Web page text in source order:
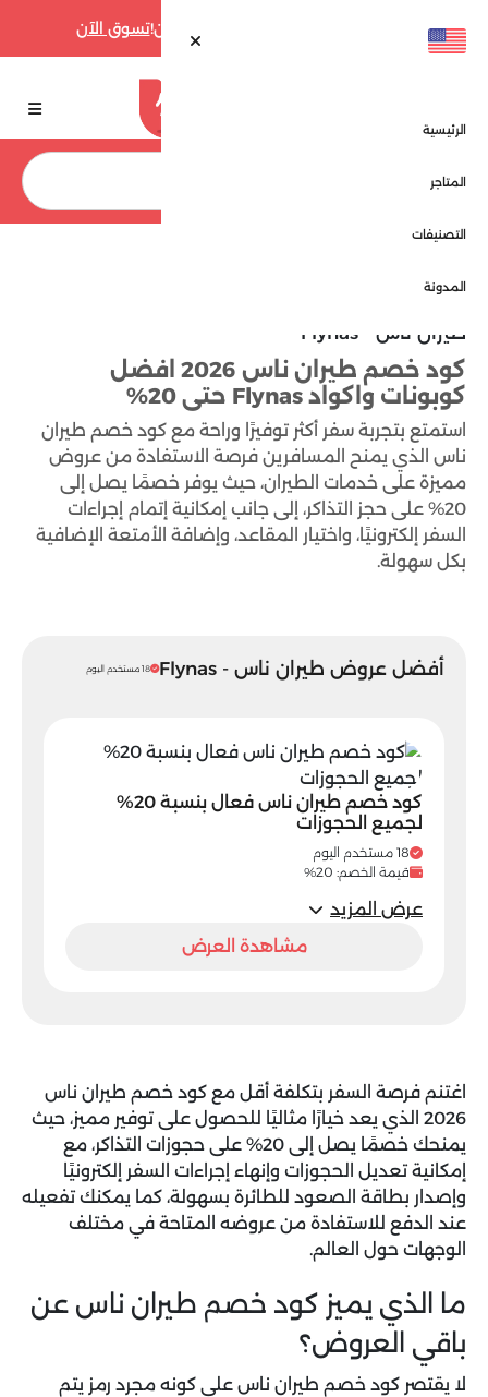
تسوق الآن
الرئيسية
المتاجر
التصنيفات
المدونة
طيران ناس - Flynas
كود خصم طيران ناس 2026 افضل
كوبونات واكواد Flynas حتى 20%
استمتع بتجربة سفر أكثر توفيرًا وراحة مع كود خصم طيران
ناس الذي يمنح المسافرين فرصة الاستفادة من عروض
مميزة على خدمات الطيران، حيث يوفر خصمًا يصل إلى
20% على حجز التذاكر، إلى جانب إمكانية إتمام إجراءات
السفر إلكترونيًا، واختيار المقاعد، وإضافة الأمتعة الإضافية
بكل سهولة.
أفضل عروض طيران ناس - Flynas 18 مستخدم اليوم
كود خصم طيران ناس فعال بنسبة 20%
لجميع الحجوزات
18 مستخدم اليوم
قيمة الخصم: 20%
عرض المزيد
مشاهدة العرض
اغتنم فرصة السفر بتكلفة أقل مع كود خصم طيران ناس
2026 الذي يعد خيارًا مثاليًا للحصول على توفير مميز، حيث
يمنحك خصمًا يصل إلى 20% على حجوزات التذاكر، مع
إمكانية تعديل الحجوزات وإنهاء إجراءات السفر إلكترونيًا
وإصدار بطاقة الصعود للطائرة بسهولة، كما يمكنك تفعيله
عند الدفع للاستفادة من عروضه المتاحة في مختلف
الوجهات حول العالم.
ما الذي يميز كود خصم طيران ناس عن
باقي العروض؟
لا يقتصر كود خصم طيران ناس على كونه مجرد رمز يتم